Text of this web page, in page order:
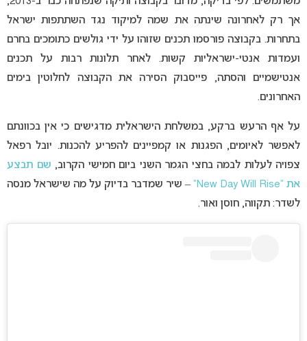
אך רק לאחרונה שינתה את שמה למיקוד נגד השתתפות ישראל
בתחרות. בקבוצה פורסמו תכנים שזוהו על ידי גולשים כתומכים בחרם
ועמדות אנטי-ישראליות קשות. לאחר תלונות רבות על תכנים
אנטישמיים והסתה, פייסבוק הסירה את הקבוצה לחלוטין בימים
האחרונים.
על אף הרעש ברקע, במשלחת הישראלית מדגישים כי אין בכוונתם
לאפשר לאיומים, הפגנות או קמפיינים להפריע להכנות. יובל רפאל
צפויה לעלות לבמה בחצי הגמר השני ביום חמישי הקרוב, שם תבצע
את “New Day Will Rise”
– שיר שמדבר בדיוק על מה שישראל מנסה
לשדר: תקווה, חוסן ואור.